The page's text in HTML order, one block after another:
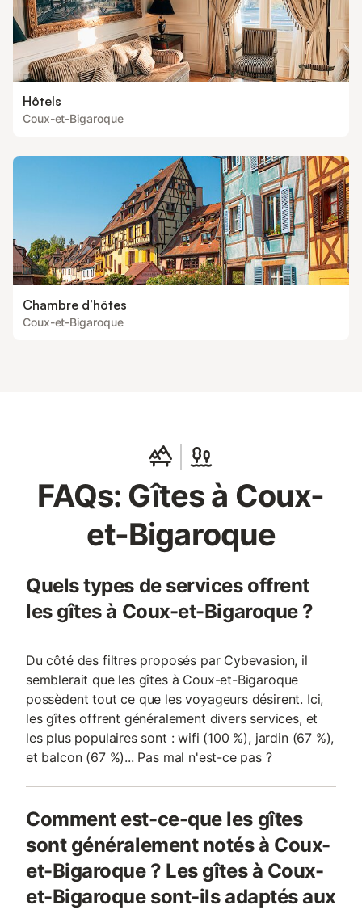
Hôtels
Coux-et-Bigaroque
Chambre d’hôtes
Coux-et-Bigaroque
FAQs: Gîtes à Coux-
et-Bigaroque
Quels types de services offrent
les gîtes à Coux-et-Bigaroque ?
Du côté des filtres proposés par Cybevasion, il
semblerait que les gîtes à Coux-et-Bigaroque
possèdent tout ce que les voyageurs désirent. Ici,
les gîtes offrent généralement divers services, et
les plus populaires sont : wifi (100 %), jardin (67 %),
et balcon (67 %)... Pas mal n'est-ce pas ?
Comment est-ce-que les gîtes
sont généralement notés à Coux-
et-Bigaroque ? Les gîtes à Coux-
et-Bigaroque sont-ils adaptés aux